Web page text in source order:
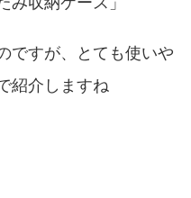
ですが、とても使いや
紹介しますね